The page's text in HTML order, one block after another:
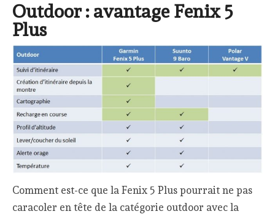
Outdoor : avantage Fenix 5
Plus
Comment est-ce que la Fenix 5 Plus pourrait ne pas
caracoler en tête de la catégorie outdoor avec la